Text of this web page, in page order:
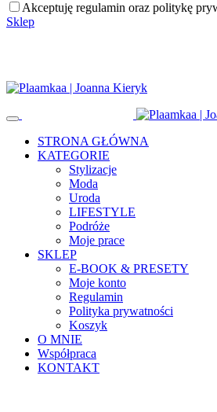
Akceptuję regulamin oraz politykę
Sklep
STRONA GŁÓWNA
KATEGORIE
Stylizacje
Moda
Uroda
LIFESTYLE
Podróże
Moje prace
SKLEP
E-BOOK & PRESETY
Moje konto
Regulamin
Polityka prywatności
Koszyk
O MNIE
Współpraca
KONTAKT